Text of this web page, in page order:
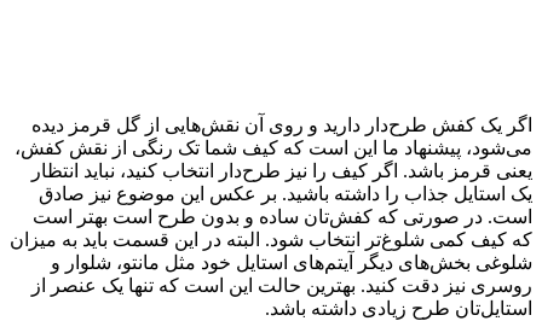
اگر یک کفش طرح‌دار دارید و روی آن نقش‌هایی از گل قرمز دیده
می‌شود، پیشنهاد ما این است که کیف شما تک رنگی از نقش کفش،
یعنی قرمز باشد. اگر کیف را نیز طرح‌دار انتخاب کنید، نباید انتظار
یک استایل جذاب را داشته باشید. بر عکس این موضوع نیز صادق
است. در صورتی که کفش‌تان ساده و بدون طرح است بهتر است
که کیف کمی شلوغ‌تر انتخاب شود. البته در این قسمت باید به میزان
شلوغی بخش‌های دیگر آیتم‌های استایل خود مثل مانتو، شلوار و
روسری نیز دقت کنید. بهترین حالت این است که تنها یک عنصر از
استایل‌تان طرح زیادی داشته باشد.